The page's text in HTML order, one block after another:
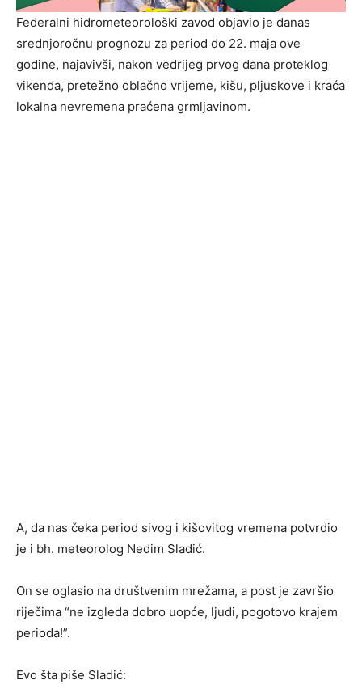
Federalni hidrometeorološki zavod objavio je danas
srednjoročnu prognozu za period do 22. maja ove
godine, najavivši, nakon vedrijeg prvog dana proteklog
vikenda, pretežno oblačno vrijeme, kišu, pljuskove i kraća
lokalna nevremena praćena grmljavinom.
A, da nas čeka period sivog i kišovitog vremena potvrdio
je i bh. meteorolog Nedim Sladić.
On se oglasio na društvenim mrežama, a post je završio
riječima “ne izgleda dobro uopće, ljudi, pogotovo krajem
perioda!”.
Evo šta piše Sladić: